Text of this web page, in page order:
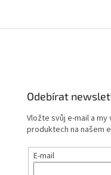
Odebírat
Vložte svůj e-mail a
produktech na našem
E-mail